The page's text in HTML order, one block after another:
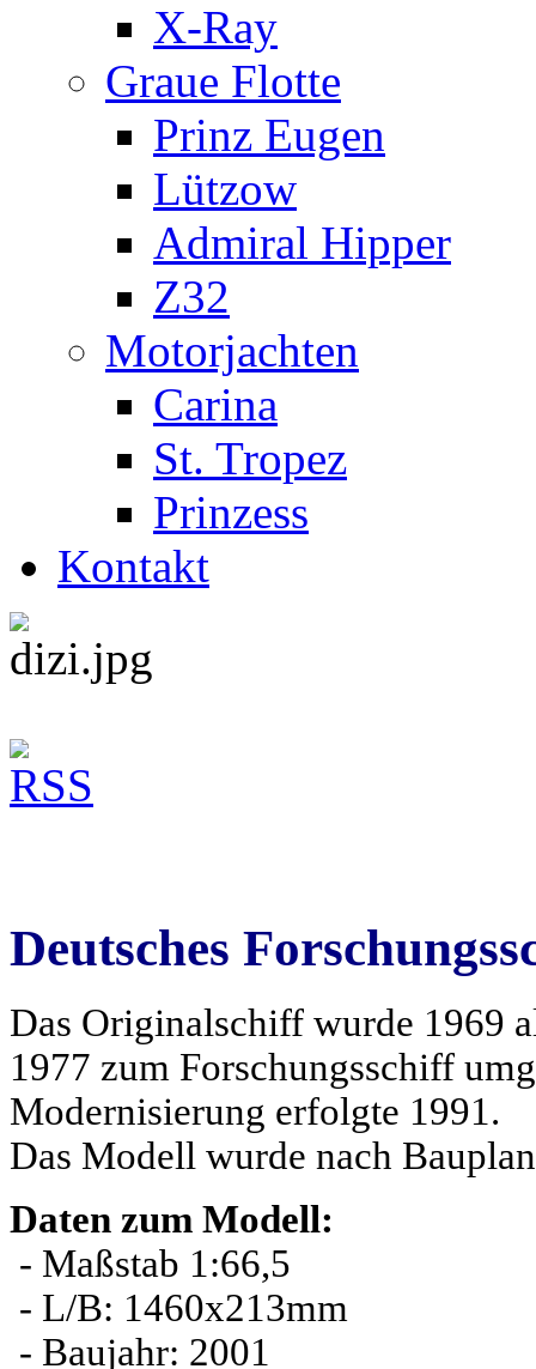
X-Ray
Graue Flotte
Prinz Eugen
Lützow
Admiral Hipper
Z32
Motorjachten
Carina
St. Tropez
Prinzess
Kontakt
Deutsches
Das Originalschiff wurde 1969
1977 zum Forschungsschiff
Modernisierung erfolgte 1991.
Das Modell wurde nach
Daten zum Modell:
- Maßstab 1:66,5
- L/B: 1460x213mm
- Baujahr: 2001